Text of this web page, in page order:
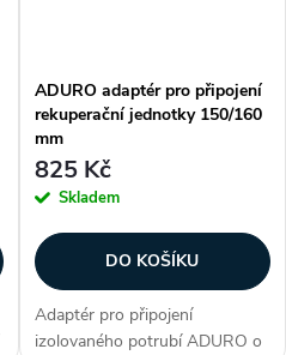
ADURO adaptér pro připojení
rekuperační jednotky 150/160
mm
825 Kč
Skladem
DO KOŠÍKU
Adaptér pro připojení
izolovaného potrubí ADURO o